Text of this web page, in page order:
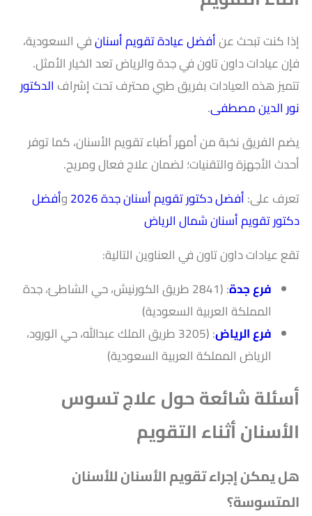
إذا كنت تبحث عنأفضل عيادة تقويم أسنانفي السعودية،
فإن عيادات داون تاون في جدة والرياض تعد الخيار الأمثل.
تتميز هذه العيادات بفريق طبي محترف تحت إشراف الدكتور
نور الدين مصطفى.
يضم الفريق نخبة من أمهر أطباء تقويم الأسنان، كما توفر
أحدث الأجهزة والتقنيات؛ لضمان علاج فعال ومريح.
تعرف على:أفضل دكتور تقويم أسنان جدة 2026 وأفضل
دكتور تقويم أسنان شمال الرياض
تقع عيادات داون تاون في العناوين التالية:
فرع جدة
: (2841 طريق الكورنيش، حي الشاطئ، جدة
المملكة العربية السعودية)
فرع الرياض
: (3205 طريق الملك عبدالله، حي الورود،
الرياض المملكة العربية السعودية)
أسئلة شائعة حول علاج تسوس
الأسنان أثناء التقويم
هل يمكن إجراء تقويم الأسنان للأسنان
المتسوسة؟